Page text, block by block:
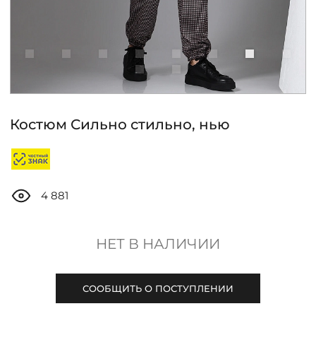
ЧАСТО ЗАДАВАЕМЫЕ ВОПРОСЫ
ТАБЛИЦА РАЗМЕРОВ
Костюм Сильно стильно, нью
4 881
НЕТ В НАЛИЧИИ
СООБЩИТЬ О ПОСТУПЛЕНИИ